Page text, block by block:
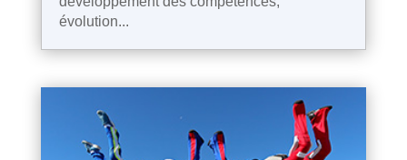
évolution...